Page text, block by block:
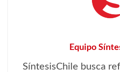
Equipo
SíntesisChile busca